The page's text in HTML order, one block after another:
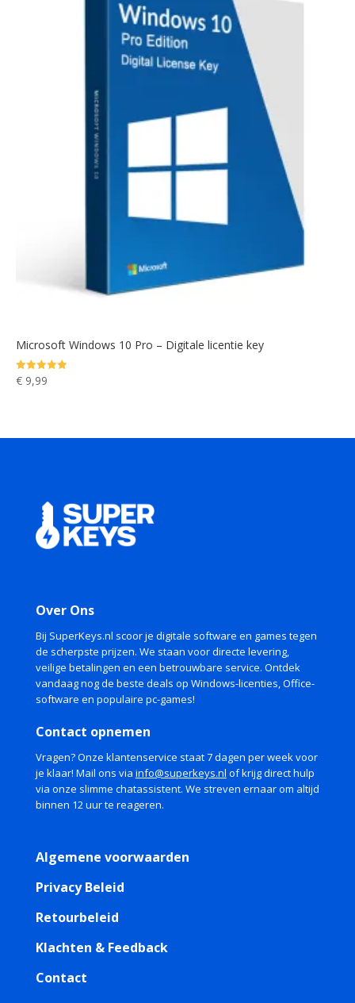
Microsoft Windows 10 Pro – Digitale licentie key
Gewaardeerd
5.00
€ 9,99
Over Ons
Bij SuperKeys.nl scoor je digitale software en games tegen
de scherpste prijzen. We staan voor directe levering,
veilige betalingen en een betrouwbare service. Ontdek
vandaag nog de beste deals op Windows-licenties, Office-
software en populaire pc-games!
Contact opnemen
Vragen? Onze klantenservice staat 7 dagen per week voor
je klaar! Mail ons via info@superkeys.nl of krijg direct hulp
via onze slimme chatassistent. We streven ernaar om altijd
binnen 12 uur te reageren.
Algemene voorwaarden
Privacy Beleid
Retourbeleid
Klachten & Feedback
Contact